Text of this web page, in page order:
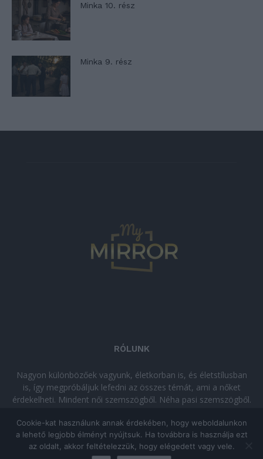
Minka 10. rész
Minka 9. rész
RÓLUNK
Nagyon különbözőek vagyunk, életkorban is, és életstílusban
is, így megpróbáljuk lefedni az összes témát, ami a nőket
érdekelheti. Mindent női szemszögből. Néha pasi szemszögből.
kikapcsolódásra vágysz!
© Copyright 2026 - mymirror.huADATKEZELÉSI TÁJÉKOZTATÓ
Cookie-kat használunk annak érdekében, hogy weboldalunkon
a lehető legjobb élményt nyújtsuk. Ha továbbra is használja ezt
az oldalt, akkor feltételezzük, hogy elégedett vagy vele.